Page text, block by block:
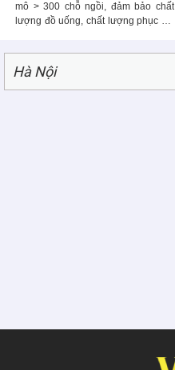
mô > 300 chỗ ngồi, đảm bảo chất
lượng đồ uống, chất lượng phục vụ,